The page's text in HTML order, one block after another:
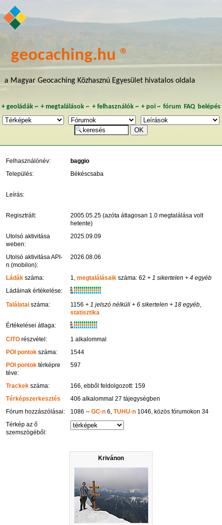
geocaching.hu ®
a Magyar Geocaching Közhasznú Egyesület hivatalos oldala
+ geoládák~ +megtalálások ~ + felhasználók~ + poi~ fórum FAQ belépés
Krivánon
Felhasználónév:
baggio
Település:
Békéscsaba
Leírás:
Regisztrált:
2005.05.25 (azóta átlagosan 1.0 megtalálása volt
hetente)
Utolsó aktivitása
weben:
2025.09.09
Utolsó aktivitása API-
n (mobilon):
2026.08.06
Ládákszáma: 1, megtalálásaik száma: 62 + 1 sikertelen + 4 egyéb
Ládáinak értékelése:
K
R
W
Találataiszáma: 1156 + 1 jelszó nélküli + 6 sikertelen + 18 egyéb
statisztika
Értékelései átlaga:
K
R
W
CITOrészvétel:
1 alkalommal
POI pontokszáma:
1544
POI pontoktérképre
téve:
597
Trackekszáma:
166, ebből feldolgozott: 159
Térképszerkesztés
406 alkalommal 27 tájegységben
Fórum hozzászólásai:
1086 -- GC-n 6, TUHU-n 1046, közös fórumokon 34
Térkép az ő
szemszögéből: